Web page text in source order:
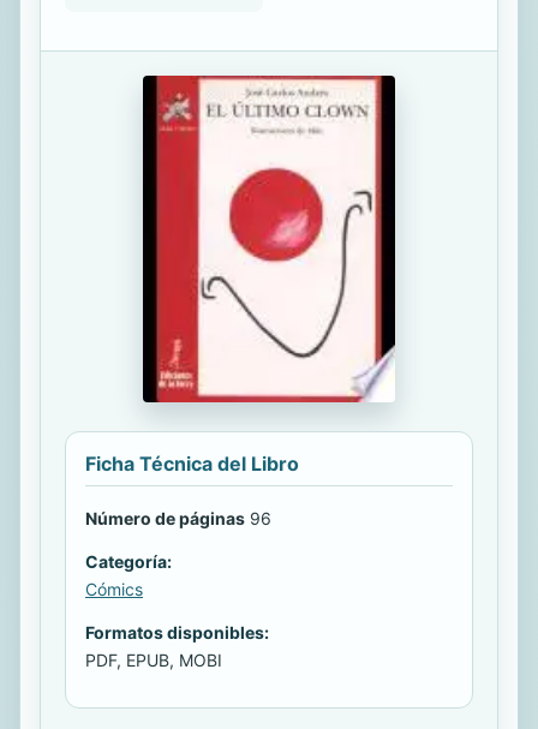
Ficha Técnica del Libro
Número de páginas 96
Categoría:
Cómics
Formatos disponibles:
PDF, EPUB, MOBI